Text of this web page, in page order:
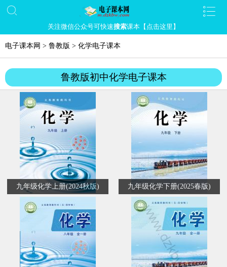
关注微信公众号可快速搜索课本【点击这里】
电子课本网 > 鲁教版 > 化学电子课本
鲁教版初中化学电子课本
九年级化学上册(2024秋版) 九年级化学下册(2025春版)